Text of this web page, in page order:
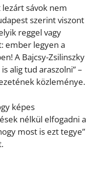
sávok nem
szerint viszont
reggel vagy
ember legyen a
A Bajcsy-Zsilinszky
alig tud araszolni” –
közleménye.
képes
nélkül elfogadni a
most is ezt tegye”